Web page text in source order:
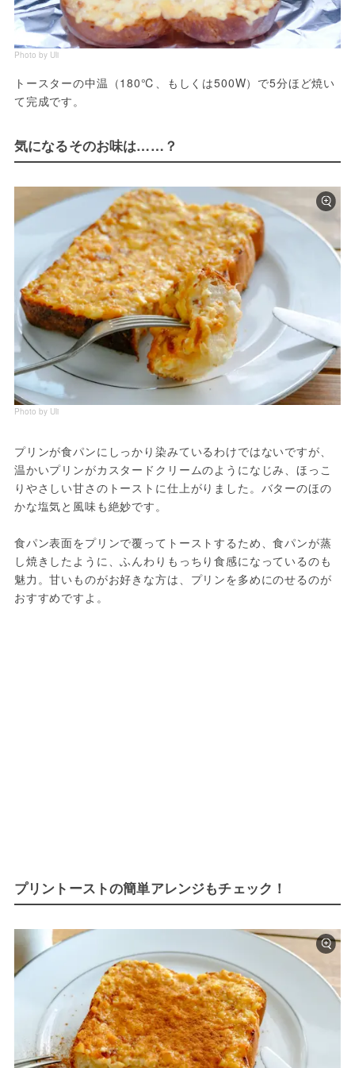
Photo by Uli
トースターの中温（180℃、もしくは500W）で5分ほど焼い
て完成です。
気になるそのお味は……？
Photo by Uli
プリンが食パンにしっかり染みているわけではないですが、
温かいプリンがカスタードクリームのようになじみ、ほっこ
りやさしい甘さのトーストに仕上がりました。バターのほの
かな塩気と風味も絶妙です。
食パン表面をプリンで覆ってトーストするため、食パンが蒸
し焼きしたように、ふんわりもっちり食感になっているのも
魅力。甘いものがお好きな方は、プリンを多めにのせるのが
おすすめですよ。
プリントーストの簡単アレンジもチェック！